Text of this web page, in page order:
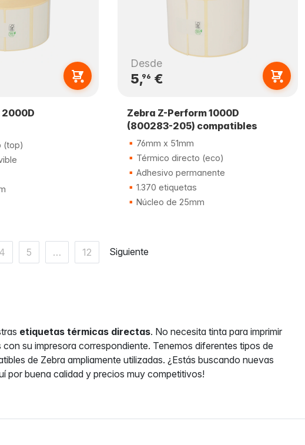
2000D
(top)
Desde
5,96 €
Zebra Z-Perform 1000D
(800283-205) compatibles
76mm x 51mm
Térmico directo (eco)
Adhesivo permanente
1.370 etiquetas
Núcleo de 25mm
4 5 … 12 Siguiente
etiquetas térmicas directas. No necesita tinta para imprimir
su impresora correspondiente. Tenemos diferentes tipos de
de Zebra ampliamente utilizadas. ¿Estás buscando nuevas
por buena calidad y precios muy competitivos!